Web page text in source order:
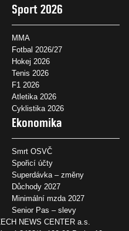
Sport 2026
MMA
Fotbal 2026/27
Hokej 2026
Tenis 2026
F1 2026
Atletika 2026
Cyklistika 2026
Ekonomika
Smrt OSVČ
Spořicí účty
Superdávka – změny
Důchody 2027
Minimální mzda 2027
Senior Pas – slevy
NEWS CENTER a.s.